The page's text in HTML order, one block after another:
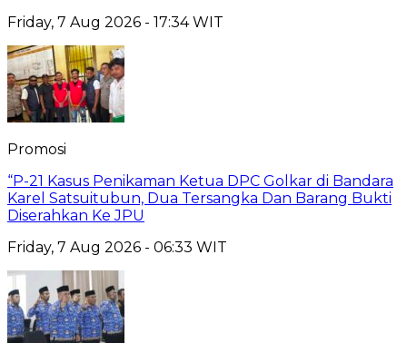
Friday, 7 Aug 2026 - 17:34 WIT
Promosi
“P-21 Kasus Penikaman Ketua DPC Golkar di Bandara
Karel Satsuitubun, Dua Tersangka Dan Barang Bukti
Diserahkan Ke JPU
Friday, 7 Aug 2026 - 06:33 WIT